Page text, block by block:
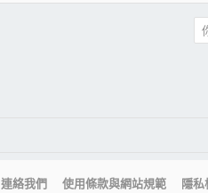
連絡我們 使用條款與網站規範 隱私